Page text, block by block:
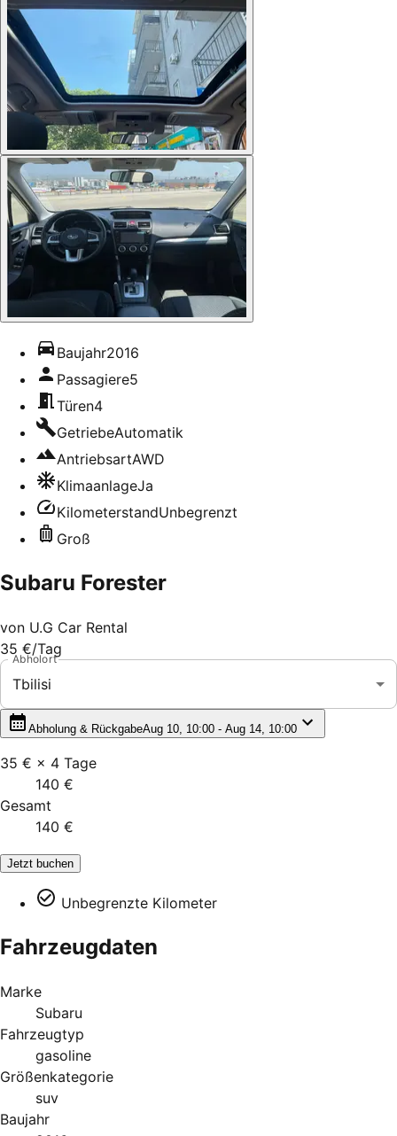
Baujahr2016
Passagiere5
Türen4
GetriebeAutomatik
AntriebsartAWD
KlimaanlageJa
KilometerstandUnbegrenzt
Groß
Subaru Forester
von U.G Car Rental
35 €/Tag
Abholort
Tbilisi
Abholung & RückgabeAug 10, 10:00 - Aug 14, 10:00
35 € × 4 Tage
140 €
Gesamt
140 €
Jetzt buchen
Unbegrenzte Kilometer
Fahrzeugdaten
Marke
Subaru
Fahrzeugtyp
gasoline
Größenkategorie
suv
Baujahr